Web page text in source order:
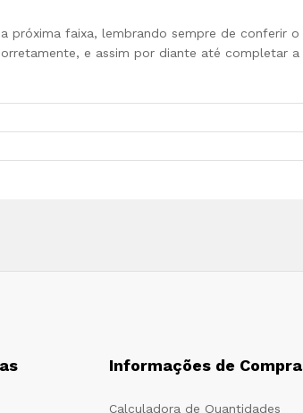
próxima faixa, lembrando sempre de conferir o
e assim por diante até completar a
Informações de Compra
Calculadora de Quantidades